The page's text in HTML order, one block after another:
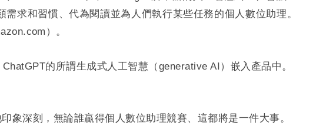
求和習慣、代為閱讀並為人們執行某些任務的個人數位助理。
）。
的所謂生成式人工智慧（generative AI）嵌入產品中。
深刻，無論誰贏得個人數位助理競賽、這都將是一件大事。